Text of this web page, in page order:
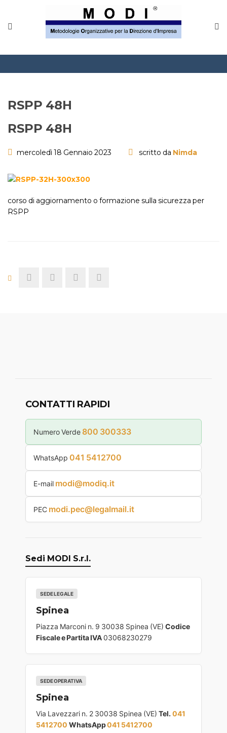
FAQ
RSPP 48H
RSPP 48H
mercoledì 18 Gennaio 2023 scritto da Nimda
corso di aggiornamento o formazione sulla sicurezza per
RSPP
CONTATTI RAPIDI
Numero Verde 800 300333
WhatsApp 041 5412700
E-mail modi@modiq.it
PEC modi.pec@legalmail.it
Sedi MODI S.r.l.
SEDE LEGALE
Spinea
Piazza Marconi n. 9 30038 Spinea (VE) Codice
Fiscale e Partita IVA03068230279
SEDE OPERATIVA
Spinea
Via Lavezzari n. 2 30038 Spinea (VE) Tel. 041
5412700 WhatsApp041 5412700